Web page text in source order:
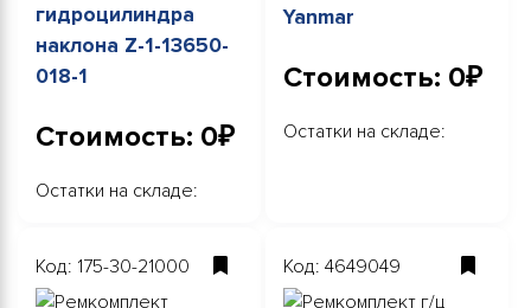
гидроцилиндра
наклона Z-1-13650-
018-1
Стоимость: 0₽
Остатки на складе:
Yanmar
Стоимость: 0₽
Остатки на складе:
Код: 175-30-21000 Код: 4649049